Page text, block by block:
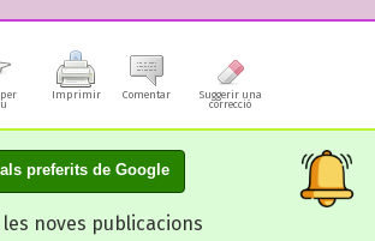
Imprimir Comentar
Suggerir una
correcció
preferits de Google
les noves publicacions